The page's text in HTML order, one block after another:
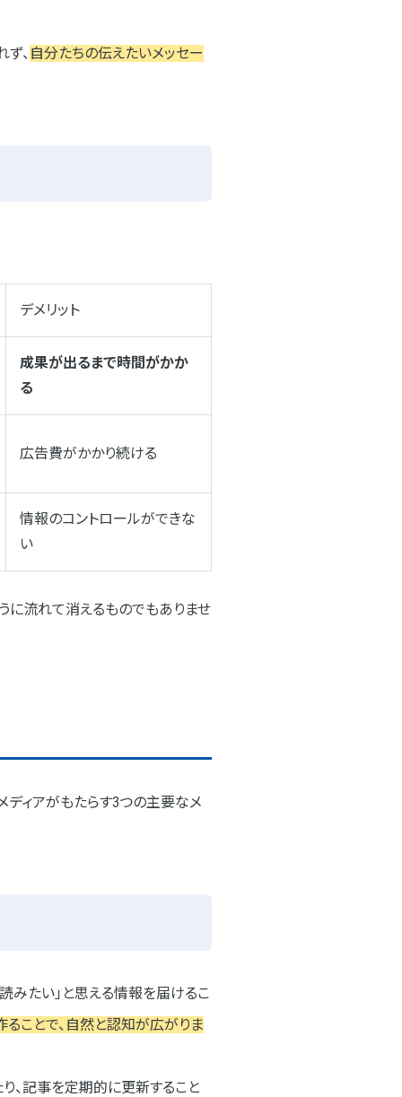
、 自分たちの伝えたいメッセー
デメリット
成果が出るまで時間がかか
る
広告費がかかり続ける
情報のコントロールができな
い
うに流れて消えるものでもありませ
ディアがもたらす3つの主要なメ
みたい」と思える情報を届けるこ
ことで、自然と認知が広がりま
、記事を定期的に更新すること